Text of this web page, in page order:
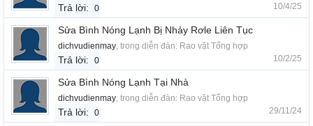
Trả lời: 0 10/4/25
Sửa Bình Nóng Lạnh Bị Nhảy Rơle Liên Tục
dichvudienmay, trong diễn đàn: Rao vặt Tổng hợp
Trả lời: 0 10/2/25
Sửa Bình Nóng Lạnh Tại Nhà
dichvudienmay, trong diễn đàn: Rao vặt Tổng hợp
Trả lời: 0 29/11/24